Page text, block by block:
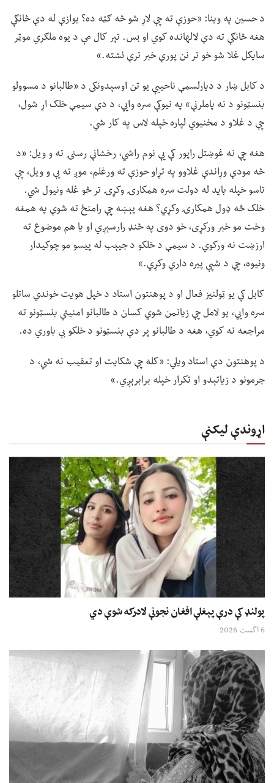
د حسین په وینا: «حوزې ته چې لاړ شو څه ګټه ده؟ یوازې له دې څانګې
هغه څانګې ته دې لالهانده کوي او بس. تېر کال مې د یوه ملګري موټر
سایکل غلا شو خو تر نن پورې خبر ترې نشته.»
د کابل ښار د دیارلسمې ناحییې یو تن اوسېدونکی د «طالبانو د مسوولو
بنسټونو د نه پاملرنې» په نیوکې سره وايي، د دې سیمې خلک اړ شول،
چې د غلاو د مخنیوي لپاره خپله لاس په کار شي.
هغه چې نه غوښتل راپور کې یې نوم راشي، رخشانې رسنۍ ته و ویل: «د
څه مودې وړاندې غلاوو په تړاو حوزې ته ورغلم، موږ ته یې و ویل، چې
تاسو خپله باید له دولت سره همکارۍ وکړۍ تر څو غله ونیول شي.
خلک څه ډول همکارۍ وکړي؟ هغه پېښه چې رامنځ ته شوې په همغه
وخت مو خبر ورکړی، خو دوی په ځنډ رارسېږي او یا هم موضوع ته
ارزښت نه ورکوي. د سیمې د خلکو د جیېب له پیسو مو چوکیدار
ونیوه، چې د شپې پیره داري وکړي.»
کابل کې یو ټولنیز فعال او د پوهنتون استاد د خپل هویت خوندي ساتلو
سره وايي، یو لامل چې زیانمن شوي کسان د طالبانو امنیتي بنسټونو ته
مراجعه نه کوي، هغه د طالبانو پر دې بنسټونو د خلکو بې باوري ده.
د پوهنتون دې استاد ویلي: «کله چې شکایت او تعقیب نه شي، د
جرمونو د زیاتېدو او تکرار خپله برابرېږي.»
اړوندې لیکنې
پولنډ کې درې پېغلې افغان نجونې لادرکه شوې دي
6 اگست 2026